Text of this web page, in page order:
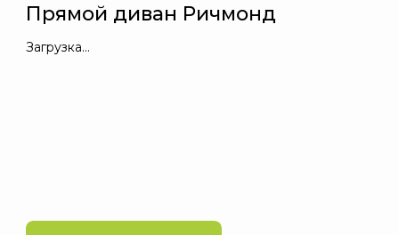
Загрузка...
Прямой диван Ричмонд